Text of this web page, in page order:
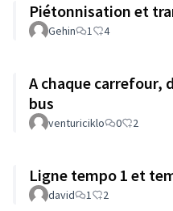
Piétonnisation et
Gehin 1 4
A chaque carrefour,
bus
venturiciklo 0 2
Ligne tempo 1 et
david 1 2